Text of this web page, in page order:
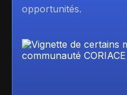
opportunités.